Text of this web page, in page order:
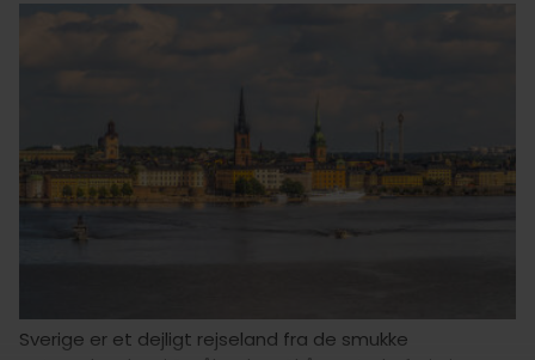
Sverige er et dejligt rejseland fra de smukke